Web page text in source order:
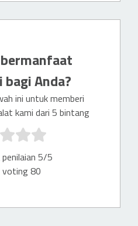
Anda?
ini untuk memberi
kami dari 5 bintang
5/5
voting 80